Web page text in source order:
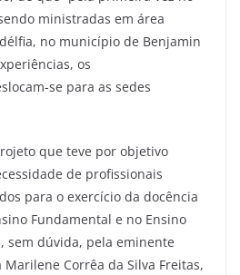
ministradas em área
no município de Benjamin
os
se para as sedes
que teve por objetivo
de profissionais
para o exercício da docência
Fundamental e no Ensino
sem dúvida, pela eminente
Corrêa da Silva Freitas,